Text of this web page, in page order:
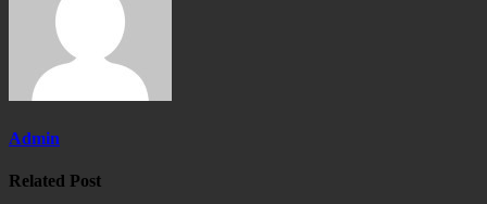
Admin
Related Post